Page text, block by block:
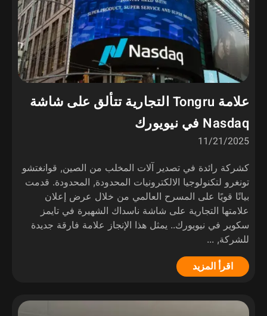
علامة Tongru التجارية تتألق على شاشة
Nasdaq في نيويورك
11/21/2025
كشركة رائدة في تصدير آلات المخلب من الصين, قوانغتشو
تونغرو لتكنولوجيا الالكترونيات المحدودة, المحدودة. قدمت
بيانًا قويًا على المسرح العالمي من خلال عرض إعلان
علامتها التجارية على شاشة ناسداك الشهيرة في تايمز
سكوير في نيويورك.. يمثل هذا الإنجاز علامة فارقة جديدة
للشركة, ...
اقرأ المزيد